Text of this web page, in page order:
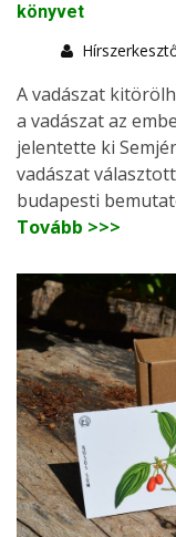
könyvet
A vadászat
a vadászat az
jelentette ki
vadászat
budapesti
Tovább >>>